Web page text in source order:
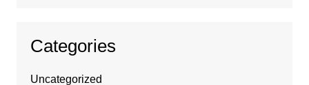
Categories
Uncategorized